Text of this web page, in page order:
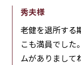
秀夫様
老健を退所する
こも満員でした
ムがありまして